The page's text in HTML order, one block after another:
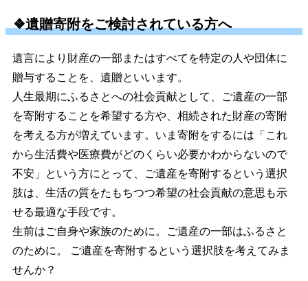
❖遺贈寄附をご検討されている方へ
遺言により財産の一部またはすべてを特定の人や団体に
贈与することを、遺贈といいます。
人生最期にふるさとへの社会貢献として、ご遺産の一部
を寄附することを希望する方や、相続された財産の寄附
を考える方が増えています。いま寄附をするには「これ
から生活費や医療費がどのくらい必要かわからないので
不安」という方にとって、ご遺産を寄附するという選択
肢は、生活の質をたもちつつ希望の社会貢献の意思も示
せる最適な手段です。
生前はご自身や家族のために。ご遺産の一部はふるさと
のために。 ご遺産を寄附するという選択肢を考えてみま
せんか？